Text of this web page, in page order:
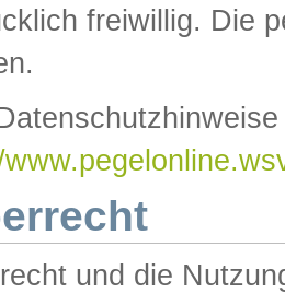
freiwillig. Die
und die